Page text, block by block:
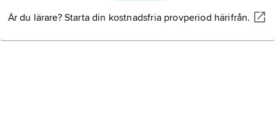
Är du lärare? Starta din kostnadsfria provperiod härifrån.